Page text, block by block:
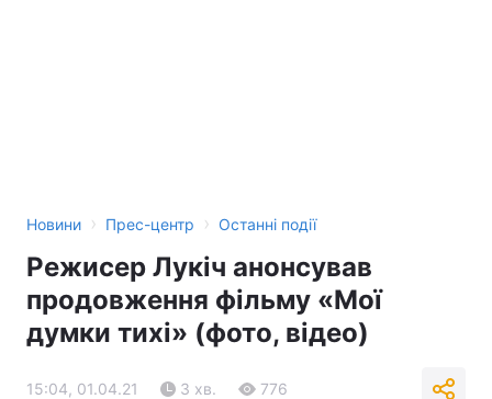
Новини › Прес-центр › Останні події
Режисер Лукіч анонсував
продовження фільму «Мої
думки тихі» (фото, відео)
15:04, 01.04.21 3 хв. 776